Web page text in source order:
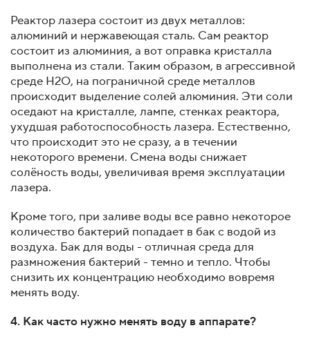
Реактор лазера состоит из двух металлов:
алюминий и нержавеющая сталь. Сам реактор
состоит из алюминия, а вот оправка кристалла
выполнена из стали. Таким образом, в агрессивной
среде Н2О, на пограничной среде металлов
происходит выделение солей алюминия. Эти соли
оседают на кристалле, лампе, стенках реактора,
ухудшая работоспособность лазера. Естественно,
что происходит это не сразу, а в течении
некоторого времени. Смена воды снижает
солёность воды, увеличивая время эксплуатации
лазера.
Кроме того, при заливе воды все равно некоторое
количество бактерий попадает в бак с водой из
воздуха. Бак для воды - отличная среда для
размножения бактерий - темно и тепло. Чтобы
снизить их концентрацию необходимо вовремя
менять воду.
4. Как часто нужно менять воду в аппарате?